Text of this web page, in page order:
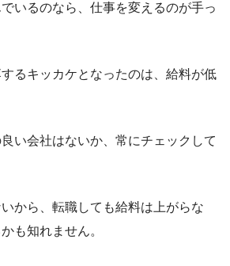
いるのなら、仕事を変えるのが手っ
るキッカケとなったのは、給料が低
い会社はないか、常にチェックして
いから、転職しても給料は上がらな
も知れません。